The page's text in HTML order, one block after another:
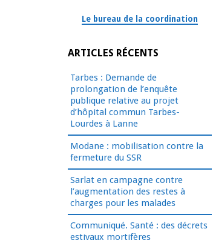
Le bureau de la coordination
ARTICLES RÉCENTS
Tarbes : Demande de
prolongation de l’enquête
publique relative au projet
d’hôpital commun Tarbes-
Lourdes à Lanne
Modane : mobilisation contre la
fermeture du SSR
Sarlat en campagne contre
l’augmentation des restes à
charges pour les malades
Communiqué. Santé : des décrets
estivaux mortifères